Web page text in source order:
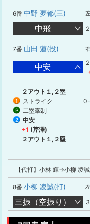
6番 中野 夢都(三)
中飛
7番 山田 蓮(投)
中安
２アウト１,２塁
1 ストライク 0-
P 二塁牽制
2
中安
+1 (芹澤)
２アウト１,２塁
【代打】小林 輝→小柳 凌誠
8番 小柳 凌誠(打)
三振（空振り）